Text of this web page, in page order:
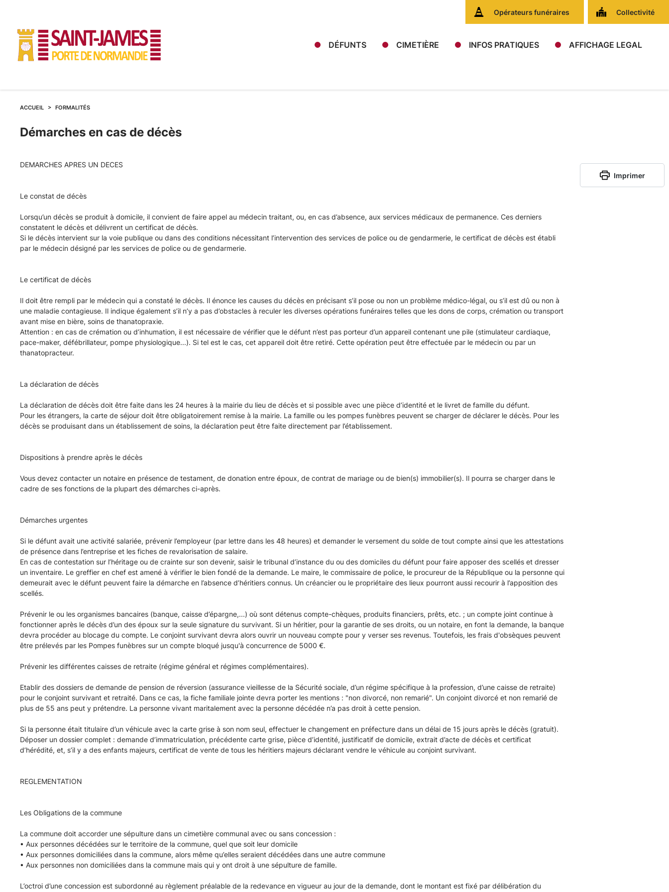
Opérateurs funéraires Collectivité
DÉFUNTS CIMETIÈRE INFOS PRATIQUES AFFICHAGE LEGAL
ACCUEIL FORMALITÉS
Démarches
en
de
décès
-
Cimetière
Principal
de
la
commune
de
SAINT
-
Guide
et
Formalités
Démarches en cas de décès
DEMARCHES APRES UN DECES
Le constat de décès
Lorsqu’un décès se produit à domicile, il convient de faire appel au médecin traitant, ou, en cas d’absence, aux services médicaux de permanence. Ces derniers
constatent le décès et délivrent un certificat de décès.
Si le décès intervient sur la voie publique ou dans des conditions nécessitant l’intervention des services de police ou de gendarmerie, le certificat de décès est établi
par le médecin désigné par les services de police ou de gendarmerie.
Le certificat de décès
Il doit être rempli par le médecin qui a constaté le décès. Il énonce les causes du décès en précisant s’il pose ou non un problème médico-légal, ou s’il est dû ou non à
une maladie contagieuse. Il indique également s’il n’y a pas d’obstacles à reculer les diverses opérations funéraires telles que les dons de corps, crémation ou transport
avant mise en bière, soins de thanatopraxie.
Attention : en cas de crémation ou d’inhumation, il est nécessaire de vérifier que le défunt n’est pas porteur d’un appareil contenant une pile (stimulateur cardiaque,
pace-maker, défébrillateur, pompe physiologique...). Si tel est le cas, cet appareil doit être retiré. Cette opération peut être effectuée par le médecin ou par un
thanatopracteur.
La déclaration de décès
La déclaration de décès doit être faite dans les 24 heures à la mairie du lieu de décès et si possible avec une pièce d’identité et le livret de famille du défunt.
Pour les étrangers, la carte de séjour doit être obligatoirement remise à la mairie. La famille ou les pompes funèbres peuvent se charger de déclarer le décès. Pour les
décès se produisant dans un établissement de soins, la déclaration peut être faite directement par l’établissement.
Dispositions à prendre après le décès
Vous devez contacter un notaire en présence de testament, de donation entre époux, de contrat de mariage ou de bien(s) immobilier(s). Il pourra se charger dans le
cadre de ses fonctions de la plupart des démarches ci-après.
Démarches urgentes
Si le défunt avait une activité salariée, prévenir l’employeur (par lettre dans les 48 heures) et demander le versement du solde de tout compte ainsi que les attestations
de présence dans l’entreprise et les fiches de revalorisation de salaire.
En cas de contestation sur l’héritage ou de crainte sur son devenir, saisir le tribunal d’instance du ou des domiciles du défunt pour faire apposer des scellés et dresser
un inventaire. Le greffier en chef est amené à vérifier le bien fondé de la demande. Le maire, le commissaire de police, le procureur de la République ou la personne qui
demeurait avec le défunt peuvent faire la démarche en l’absence d’héritiers connus. Un créancier ou le propriétaire des lieux pourront aussi recourir à l’apposition des
scellés.
Prévenir le ou les organismes bancaires (banque, caisse d’épargne,...) où sont détenus compte-chèques, produits financiers, prêts, etc. ; un compte joint continue à
fonctionner après le décès d’un des époux sur la seule signature du survivant. Si un héritier, pour la garantie de ses droits, ou un notaire, en font la demande, la banque
devra procéder au blocage du compte. Le conjoint survivant devra alors ouvrir un nouveau compte pour y verser ses revenus. Toutefois, les frais d'obsèques peuvent
être prélevés par les Pompes funèbres sur un compte bloqué jusqu'à concurrence de 5000 €.
Prévenir les différentes caisses de retraite (régime général et régimes complémentaires).
Etablir des dossiers de demande de pension de réversion (assurance vieillesse de la Sécurité sociale, d’un régime spécifique à la profession, d’une caisse de retraite)
pour le conjoint survivant et retraité. Dans ce cas, la fiche familiale jointe devra porter les mentions : "non divorcé, non remarié". Un conjoint divorcé et non remarié de
plus de 55 ans peut y prétendre. La personne vivant maritalement avec la personne décédée n’a pas droit à cette pension.
Si la personne était titulaire d’un véhicule avec la carte grise à son nom seul, effectuer le changement en préfecture dans un délai de 15 jours après le décès (gratuit).
Déposer un dossier complet : demande d’immatriculation, précédente carte grise, pièce d’identité, justificatif de domicile, extrait d’acte de décès et certificat
d’hérédité, et, s’il y a des enfants majeurs, certificat de vente de tous les héritiers majeurs déclarant vendre le véhicule au conjoint survivant.
REGLEMENTATION
Les Obligations de la commune
La commune doit accorder une sépulture dans un cimetière communal avec ou sans concession :
• Aux personnes décédées sur le territoire de la commune, quel que soit leur domicile
• Aux personnes domiciliées dans la commune, alors même qu’elles seraient décédées dans une autre commune
• Aux personnes non domiciliées dans la commune mais qui y ont droit à une sépulture de famille.
L’octroi d’une concession est subordonné au règlement préalable de la redevance en vigueur au jour de la demande, dont le montant est fixé par délibération du
Imprimer